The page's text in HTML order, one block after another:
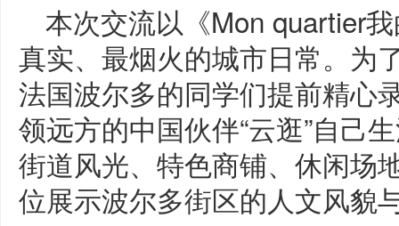
本次交流以《Mon quartier
真实、最烟火的城市日常。为
法国波尔多的同学们提前精心
领远方的中国伙伴“云逛”自己
街道风光、特色商铺、休闲场
位展示波尔多街区的人文风貌